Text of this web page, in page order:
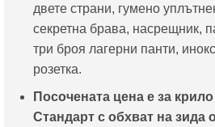
двете страни, гумено
секретна брава, насрещник,
три броя лагерни панти,
розетка.
Посочената цена е за
Стандарт с обхват на зида